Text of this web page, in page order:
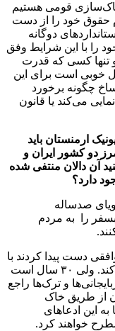
قومی هستیم
حقوق خود را از دست
دوگانه
را با این شرایط وفق
و تنها کسی که قدرت
خوبی است برای این
چگونه برخورد
می‌کند یا قانون
ارمنستان باید
دو کشور ایران و
آن دالان منتفی شده
دارد؟
صدساله
را به مردم
دست پیدا کردند با
ایران که این مسیر مواصلاتی از ایران عبور کند. ولی ۳۰ سال است
و ترک‌ها راجع
از طریق خاک
به این ادعاهای
خواهند کرد.